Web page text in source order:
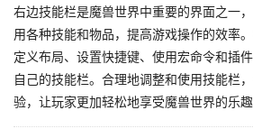
右边技能栏是魔兽世界中重要的界面之一
用各种技能和物品，提高游戏操作的效率
定义布局、设置快捷键、使用宏命令和插
自己的技能栏。合理地调整和使用技能栏
验，让玩家更加轻松地享受魔兽世界的乐趣